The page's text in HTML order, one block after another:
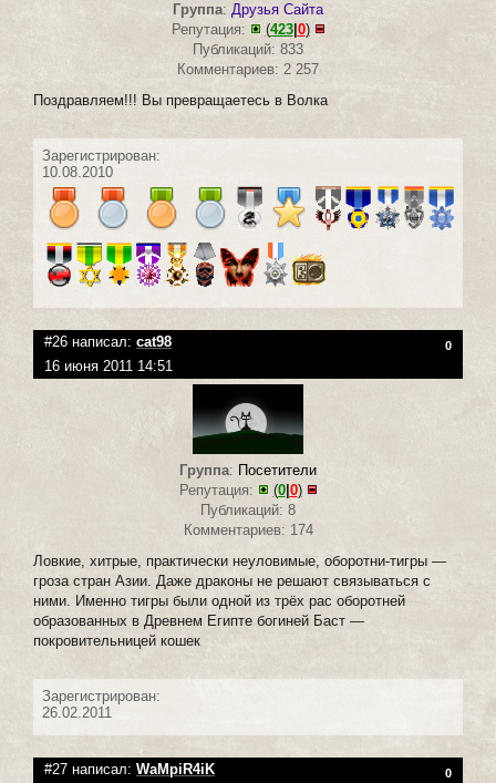
Группа: Друзья Сайта
Репутация:
(423| 0)
Публикаций: 833
Комментариев: 2 257
Поздравляем!!! Вы превращаетесь в Волка
Зарегистрирован:
10.08.2010
#26 написал: cat98 0
16 июня 2011 14:51
Группа: Посетители
Репутация:
(0| 0)
Публикаций: 8
Комментариев: 174
Ловкие, хитрые, практически неуловимые, оборотни-тигры —
гроза стран Азии. Даже драконы не решают связываться с
ними. Именно тигры были одной из трёх рас оборотней
образованных в Древнем Египте богиней Баст —
покровительницей кошек
Зарегистрирован:
26.02.2011
#27 написал: WaMpiR4iK 0